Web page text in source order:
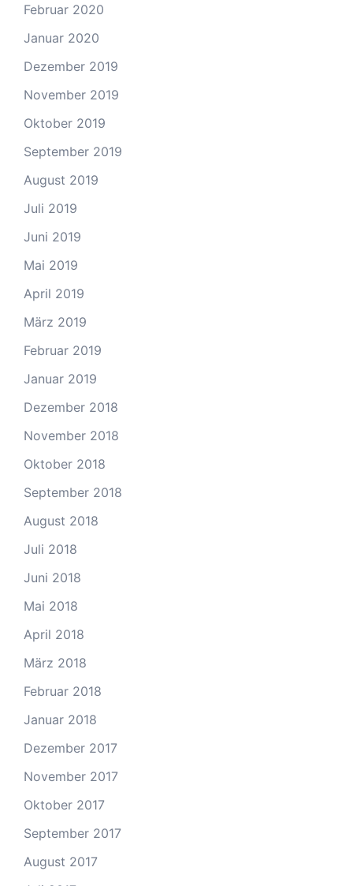
Februar 2020
Januar 2020
Dezember 2019
November 2019
Oktober 2019
September 2019
August 2019
Juli 2019
Juni 2019
Mai 2019
April 2019
März 2019
Februar 2019
Januar 2019
Dezember 2018
November 2018
Oktober 2018
September 2018
August 2018
Juli 2018
Juni 2018
Mai 2018
April 2018
März 2018
Februar 2018
Januar 2018
Dezember 2017
November 2017
Oktober 2017
September 2017
August 2017